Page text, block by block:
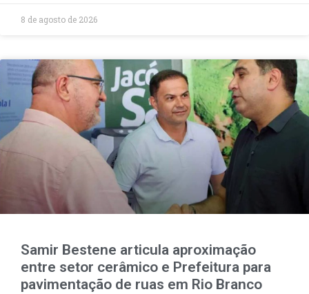
8 de agosto de 2026
Samir Bestene articula aproximação
entre setor cerâmico e Prefeitura para
pavimentação de ruas em Rio Branco